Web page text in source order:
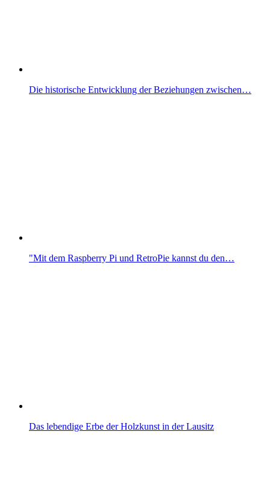
Die historische Entwicklung der Beziehungen zwischen…
"Mit dem Raspberry Pi und RetroPie kannst du den…
Das lebendige Erbe der Holzkunst in der Lausitz